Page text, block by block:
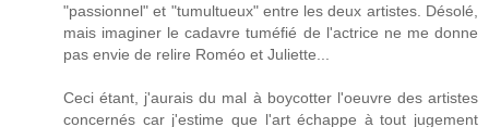
"passionnel" et "tumultueux" entre les deux artistes. Désolé,
mais imaginer le cadavre tuméfié de l'actrice ne me donne
pas envie de relire Roméo et Juliette...
Ceci étant, j'aurais du mal à boycotter l'oeuvre des artistes
concernés car j'estime que l'art échappe à tout jugement